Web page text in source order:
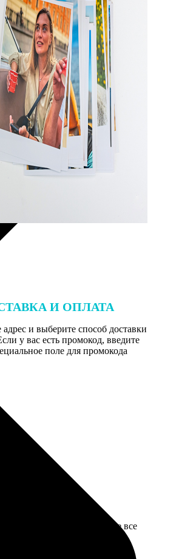
И ОПЛАТА
адрес и выберите способ доставки
у вас есть промокод, введите
поле для промокода
Получила в итоге все